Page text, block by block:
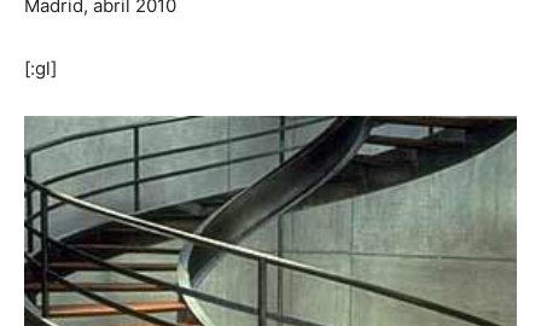
Madrid, abril 2010
[:gl]